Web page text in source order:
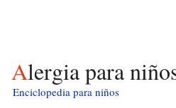
Alergia para
Enciclopedia para niños